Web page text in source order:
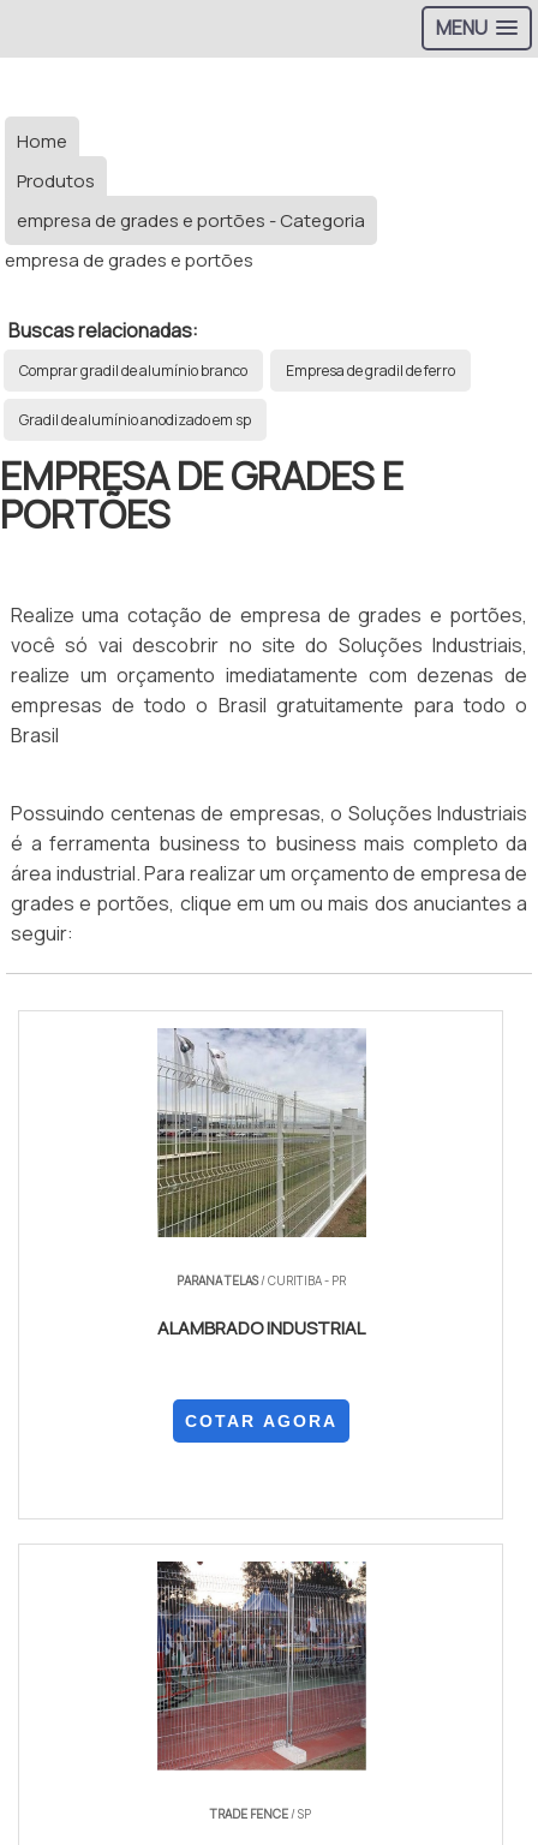
MENU
Home
Produtos
empresa de grades e portões - Categoria
empresa de grades e portões
Buscas relacionadas:
Comprar gradil de alumínio branco Empresa de gradil de ferro
Gradil de alumínio anodizado em sp
EMPRESA DE GRADES E
PORTÕES
Realize uma cotação de empresa de grades e portões,
você só vai descobrir no site do Soluções Industriais,
realize um orçamento imediatamente com dezenas de
empresas de todo o Brasil gratuitamente para todo o
Brasil
Possuindo centenas de empresas, o Soluções Industriais
é a ferramenta business to business mais completo da
área industrial. Para realizar um orçamento de empresa de
grades e portões, clique em um ou mais dos anuciantes a
seguir:
PARANA TELAS/ CURITIBA - PR
ALAMBRADO INDUSTRIAL
COTAR AGORA
TRADE FENCE/ SP